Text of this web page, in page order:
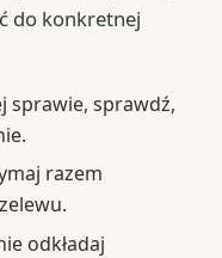
do konkretnej
sprawie, sprawdź,
razem
odkładaj